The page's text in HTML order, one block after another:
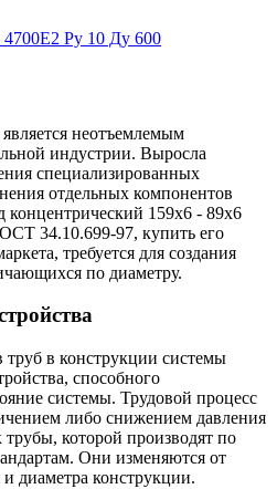
Ру 10 Ду 600
неотъемлемым
индустрии. Выросла
специализированных
отдельных компонентов
концентрический 159х6 - 89х6
34.10.699-97, купить его
требуется для создания
по диаметру.
в конструкции системы
способного
системы. Трудовой процесс
либо снижением давления
трубы, которой производят по
Они изменяются от
диаметра конструкции.